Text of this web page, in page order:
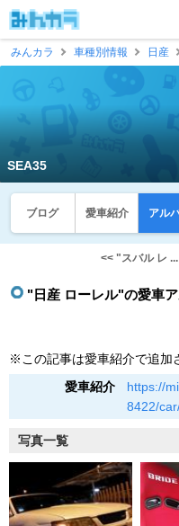
みんカラ
車種別情報 日産
SEA35
ブログ 愛車紹介 アル
<< "スバル レ ...
"日産 ローレル"の愛車
※この記事は愛車紹介で追加
愛車紹介
https://
8422/
写真一覧